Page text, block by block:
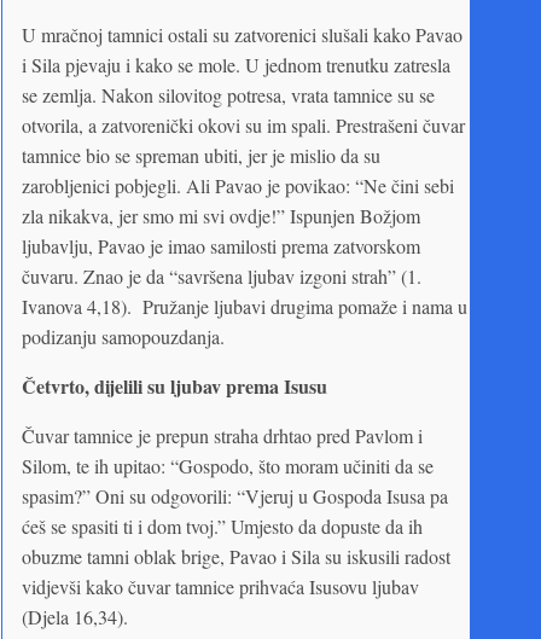
U mračnoj tamnici ostali su zatvorenici slušali kako Pavao
i Sila pjevaju i kako se mole. U jednom trenutku zatresla
se zemlja. Nakon silovitog potresa, vrata tamnice su se
otvorila, a zatvorenički okovi su im spali. Prestrašeni čuvar
tamnice bio se spreman ubiti, jer je mislio da su
zarobljenici pobjegli. Ali Pavao je povikao: “Ne čini sebi
zla nikakva, jer smo mi svi ovdje!” Ispunjen Božjom
ljubavlju, Pavao je imao samilosti prema zatvorskom
čuvaru. Znao je da “savršena ljubav izgoni strah” (1.
Ivanova 4,18). Pružanje ljubavi drugima pomaže i nama u
podizanju samopouzdanja.
Četvrto, dijelili su ljubav prema Isusu
Čuvar tamnice je prepun straha drhtao pred Pavlom i
Silom, te ih upitao: “Gospodo, što moram učiniti da se
spasim?” Oni su odgovorili: “Vjeruj u Gospoda Isusa pa
ćeš se spasiti ti i dom tvoj.” Umjesto da dopuste da ih
obuzme tamni oblak brige, Pavao i Sila su iskusili radost
vidjevši kako čuvar tamnice prihvaća Isusovu ljubav
(Djela 16,34).